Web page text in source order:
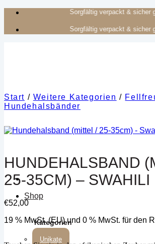
Zum
springen
Authentisches Kunsthandwerk
Authentisches Kunsthandwerk
Shop
Kategorien
Unikate
Start / Weitere Kategorien /
Hundehalsbänder
HUNDEHALSBAND
25-35CM) – SWAHILI
€52,00
19 % MwSt. (EU) und 0 % MwSt. für den